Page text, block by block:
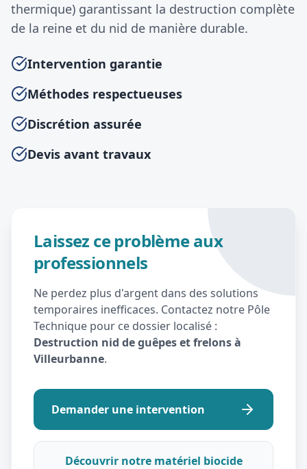
thermique) garantissant la destruction complète
de la reine et du nid de manière durable.
Intervention garantie
Méthodes respectueuses
Discrétion assurée
Devis avant travaux
Laissez ce problème aux
professionnels
Ne perdez plus d'argent dans des solutions
temporaires inefficaces. Contactez notre Pôle
Technique pour ce dossier localisé :
Destruction nid de guêpes et frelons à
Villeurbanne.
Demander une intervention
Découvrir notre matériel biocide